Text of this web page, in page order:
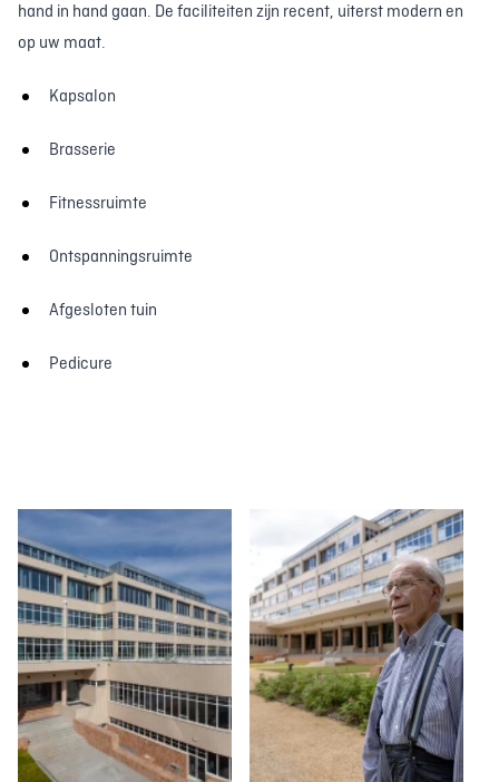
hand in hand gaan. De faciliteiten zijn recent, uiterst modern en
op uw maat.
Kapsalon
Brasserie
Fitnessruimte
Ontspanningsruimte
Afgesloten tuin
Pedicure